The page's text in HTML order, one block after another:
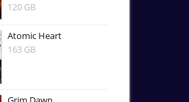
120 GB
Atomic Heart
163 GB